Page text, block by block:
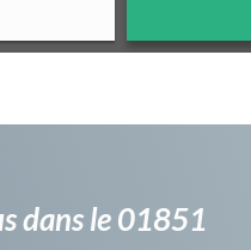
dans le 01851